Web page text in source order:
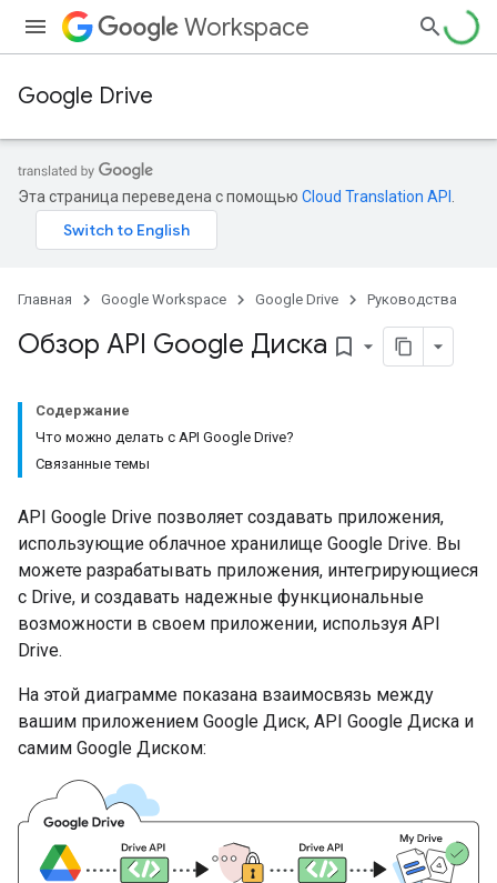
Workspace
Google Drive
Эта страница переведена с помощью Cloud Translation API
Главная Google Workspace Google Drive Руководства
Обзор API Google Диска bookmark_border
Содержание
Что можно делать с API Google Drive?
Связанные темы
API Google Drive позволяет создавать приложения,
использующие облачное хранилище Google Drive. Вы
можете разрабатывать приложения, интегрирующиеся
с Drive, и создавать надежные функциональные
возможности в своем приложении, используя API
Drive.
На этой диаграмме показана взаимосвязь между
вашим приложением Google Диск, API Google Диска и
самим Google Диском: